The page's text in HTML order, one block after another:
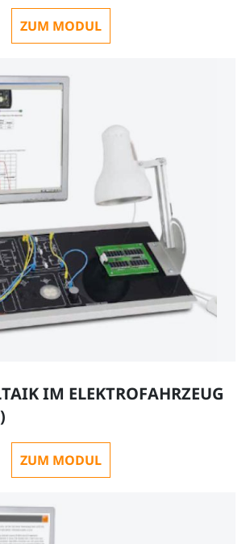
ZUM MODUL
IM ELEKTROFAHRZEUG
ZUM MODUL